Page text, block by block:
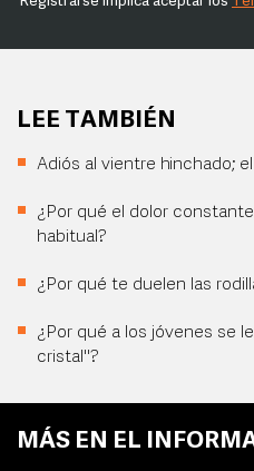
LEE TAMBIÉN
Adiós al vientre hinchado;
¿Por qué el dolor
habitual?
¿Por qué te duelen las
¿Por qué a los jóvenes se
cristal"?
MÁS EN EL